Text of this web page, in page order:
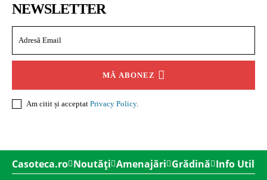
NEWSLETTER
MĂ ABONEZ
Am citit și acceptat Privacy Policy.
Casoteca.ro Noutăți Amenajări Grădină Info Util